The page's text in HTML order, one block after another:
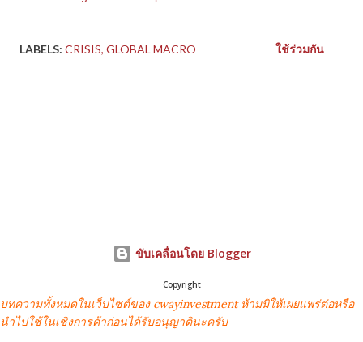
LABELS: CRISIS GLOBAL MACRO ใช้ร่วมกัน
ขับเคลื่อนโดย Blogger
Copyright
บทความทั้งหมดในเว็บไซต์ของ cwayinvestment ห้ามมิให้เผยแพร่ต่อหรือ
นำไปใช้ในเชิงการค้าก่อนได้รับอนุญาตินะครับ